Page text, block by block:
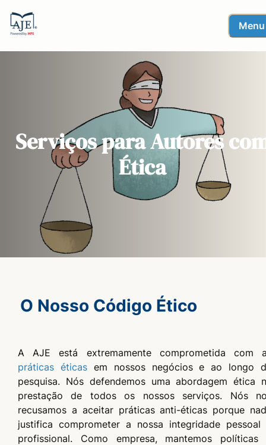
Menu
Serviços para Autores
Ética
O Nosso Código Ético
A AJE está extremamente comprometida com
práticas éticasem nossos negócios e ao longo
pesquisa. Nós defendemos uma abordagem ética
prestação de todos os nossos serviços. Nós
recusamos a aceitar práticas anti-éticas porque
justifica comprometer a nossa integridade pessoal
profissional. Como empresa, mantemos políticas